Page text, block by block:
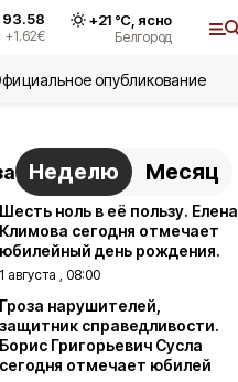
93.58
+1.62€
+21°С, ясно
Белгород
опубликование
Неделю Месяц
Шесть ноль в её пользу. Елена
Климова сегодня отмечает
юбилейный день рождения.
1 августа , 08:00
Гроза нарушителей,
защитник справедливости.
Борис Григорьевич Сусла
сегодня отмечает юбилей